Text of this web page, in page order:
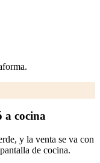
.
a cocina
y la venta se va con
de cocina.